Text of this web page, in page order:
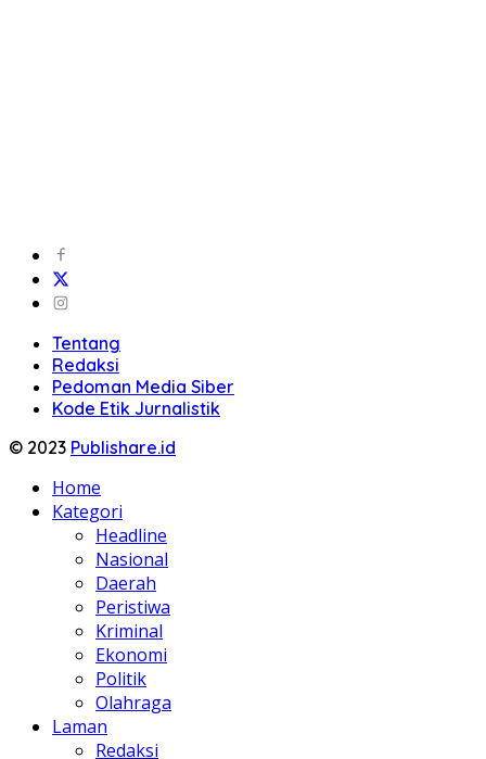
Tentang
Redaksi
Pedoman Media Siber
Kode Etik Jurnalistik
© 2023 Publishare.id
Home
Kategori
Headline
Nasional
Daerah
Peristiwa
Kriminal
Ekonomi
Politik
Olahraga
Laman
Redaksi